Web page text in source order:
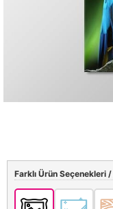
Farklı Ürün Seçenekleri /